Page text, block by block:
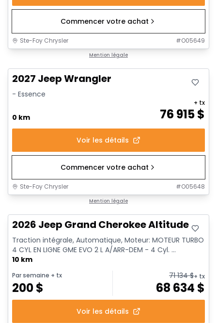
Commencer votre achat
Ste-Foy Chrysler #O05649
Mention légale
2027 Jeep Wrangler
- Essence
0 km 76 915$
+ tx
Voir les détails
Commencer votre achat
Ste-Foy Chrysler #O05648
Mention légale
2026 Jeep Grand Cherokee Altitude
Traction intégrale, Automatique, Moteur: MOTEUR TURBO
4 CYL EN LIGNE GME EVO 2 L A/ARR-DEM - 4 Cyl. ...
10 km
Par semaine + tx
200$
71 134$+ tx
68 634 $
Voir les détails